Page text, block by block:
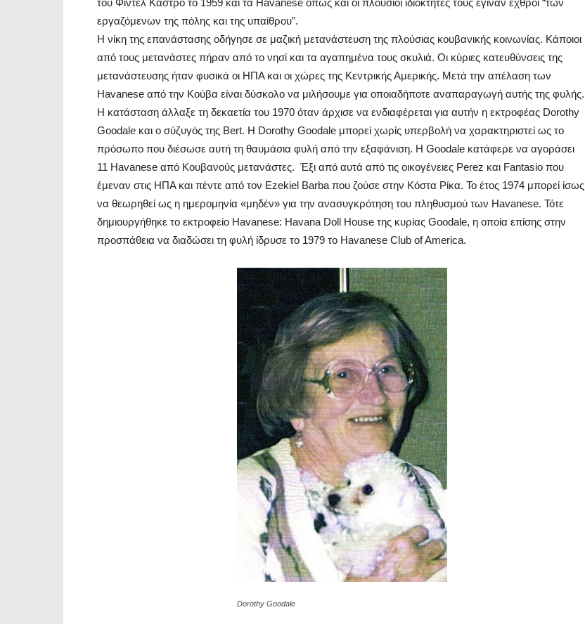
εργαζόμενων της πόλης και της υπαίθρου”.
Η νίκη της επανάστασης οδήγησε σε μαζική μετανάστευση της πλούσιας κουβανικής κοινωνίας. Κάποιοι
από τους μετανάστες πήραν από το νησί και τα αγαπημένα τους σκυλιά. Οι κύριες κατευθύνσεις της
μετανάστευσης ήταν φυσικά οι ΗΠΑ και οι χώρες της Κεντρικής Αμερικής. Μετά την απέλαση των
Havanese από την Κούβα είναι δύσκολο να μιλήσουμε για οποιαδήποτε αναπαραγωγή αυτής της φυλής.
Η κατάσταση άλλαξε τη δεκαετία του 1970 όταν άρχισε να ενδιαφέρεται για αυτήν η εκτροφέας Dorothy
Goodale και ο σύζυγός της Bert. Η Dorothy Goodale μπορεί χωρίς υπερβολή να χαρακτηριστεί ως το
πρόσωπο που διέσωσε αυτή τη θαυμάσια φυλή από την εξαφάνιση. Η Goodale κατάφερε να αγοράσει
11 Havanese από Κουβανούς μετανάστες. Έξι από αυτά από τις οικογένειες Perez και Fantasio που
έμεναν στις ΗΠΑ και πέντε από τον Ezekiel Barba που ζούσε στην Κόστα Ρίκα. Το έτος 1974 μπορεί ίσως
να θεωρηθεί ως η ημερομηνία «μηδέν» για την ανασυγκρότηση του πληθυσμού των Havanese. Τότε
δημιουργήθηκε το εκτροφείο Havanese: Havana Doll House της κυρίας Goodale, η οποία επίσης στην
προσπάθεια να διαδώσει τη φυλή ίδρυσε το 1979 το Havanese Club of America.
Dorothy Goodale